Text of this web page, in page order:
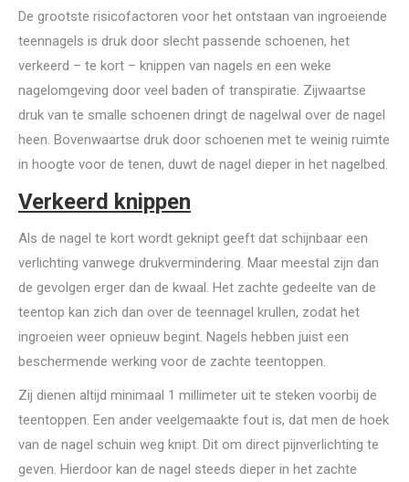
De grootste risicofactoren voor het ontstaan van ingroeiende
teennagels is druk door slecht passende schoenen, het
verkeerd – te kort – knippen van nagels en een weke
nagelomgeving door veel baden of transpiratie. Zijwaartse
druk van te smalle schoenen dringt de nagelwal over de nagel
heen. Bovenwaartse druk door schoenen met te weinig ruimte
in hoogte voor de tenen, duwt de nagel dieper in het nagelbed.
Verkeerd knippen
Als de nagel te kort wordt geknipt geeft dat schijnbaar een
verlichting vanwege drukvermindering. Maar meestal zijn dan
de gevolgen erger dan de kwaal. Het zachte gedeelte van de
teentop kan zich dan over de teennagel krullen, zodat het
ingroeien weer opnieuw begint. Nagels hebben juist een
beschermende werking voor de zachte teentoppen.
Zij dienen altijd minimaal 1 millimeter uit te steken voorbij de
teentoppen. Een ander veelgemaakte fout is, dat men de hoek
van de nagel schuin weg knipt. Dit om direct pijnverlichting te
geven. Hierdoor kan de nagel steeds dieper in het zachte